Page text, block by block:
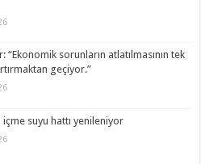
“Ekonomik sorunların atlatılmasının tek
geçiyor.”
içme suyu hattı yenileniyor